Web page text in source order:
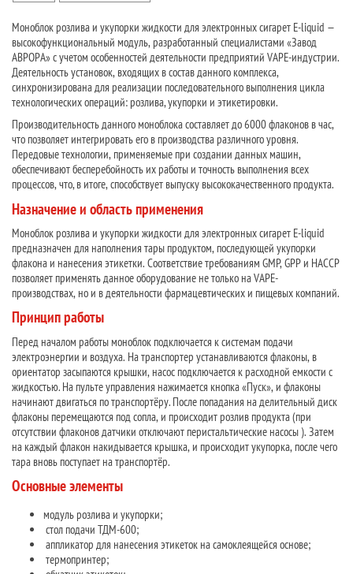
Моноблок розлива и укупорки жидкости для электронных сигарет E-liquid —
высокофункциональный модуль, разработанный специалистами «Завод
АВРОРА» с учетом особенностей деятельности предприятий VAPE-индустрии.
Деятельность установок, входящих в состав данного комплекса,
синхронизирована для реализации последовательного выполнения цикла
технологических операций: розлива, укупорки и этикетировки.
Производительность данного моноблока составляет до 6000 флаконов в час,
что позволяет интегрировать его в производства различного уровня.
Передовые технологии, применяемые при создании данных машин,
обеспечивают бесперебойность их работы и точность выполнения всех
процессов, что, в итоге, способствует выпуску высококачественного продукта.
Назначение и область применения
Моноблок розлива и укупорки жидкости для электронных сигарет E-liquid
предназначен для наполнения тары продуктом, последующей укупорки
флакона и нанесения этикетки. Соответствие требованиям GMP, GPP и HACCP
позволяет применять данное оборудование не только на VAPE-
производствах, но и в деятельности фармацевтических и пищевых компаний.
Принцип работы
Перед началом работы моноблок подключается к системам подачи
электроэнергии и воздуха. На транспортер устанавливаются флаконы, в
ориентатор засыпаются крышки, насос подключается к расходной емкости с
жидкостью. На пульте управления нажимается кнопка «Пуск», и флаконы
начинают двигаться по транспортёру. После попадания на делительный диск
флаконы перемещаются под сопла, и происходит розлив продукта (при
отсутствии флаконов датчики отключают перистальтические насосы ). Затем
на каждый флакон накидывается крышка, и происходит укупорка, после чего
тара вновь поступает на транспортёр.
Основные элементы
модуль розлива и укупорки;
стол подачи ТДМ-600;
аппликатор для нанесения этикеток на самоклеящейся основе;
термопринтер;